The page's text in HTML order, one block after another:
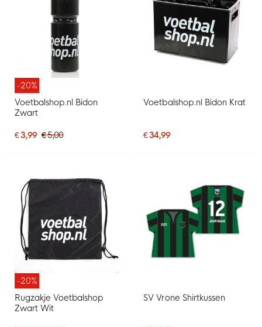
-20%
Voetbalshop.nl Bidon
Zwart
€ 3,99 € 5,00
Voetbalshop.nl Bidon Krat
€ 34,99
-20%
Rugzakje Voetbalshop
Zwart Wit
SV Vrone Shirtkussen